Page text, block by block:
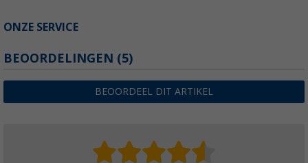
ONZE SERVICE
BEOORDELINGEN (5)
BEOORDEEL DIT ARTIKEL